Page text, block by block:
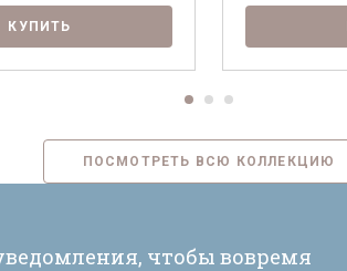
КУПИТЬ
ПОСМОТРЕТЬ ВСЮ КОЛЛЕКЦИЮ
чтобы вовремя